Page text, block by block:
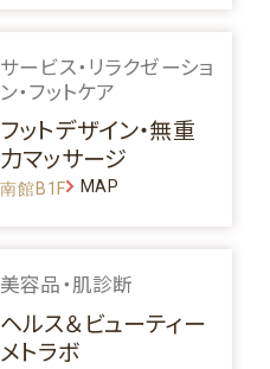
サービス・リラクゼーショ
ン・フットケア
フットデザイン・無重
力マッサージ
南館B1F MAP
美容品・肌診断
ヘルス＆ビューティー
メトラボ